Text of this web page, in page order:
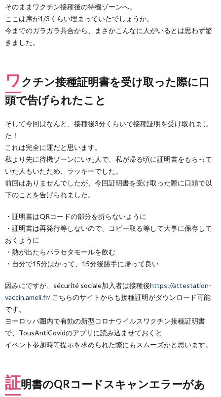
そのままワクチン接種後の待機ゾーンへ。
ここは席が1/3くらい埋まっていたでしょうか。
今までのガラガラ具合から、まさかこんなに人がいるとは思わず驚
きました。
ワ クチン接種証明書を受け取った際に口
頭で告げられたこと
そして今回はなんと、接種後3分くらいで接種証明を受け取れまし
た！
これは完全に運だと思います。
私より先に待機ゾーンにいた人で、私が帰る頃に証明書をもらって
いた人もいたため、ラッキーでした。
前回はありませんでしたが、今回証明書を受け取った際に口頭で以
下のことを告げられました。
・証明書はQRコードの部分を折らないように
・証明書は再発行等しないので、コピー取る等して大事に保存して
おくように
・熱が出たらパラセタモールを飲む
・自分で15分はかって、15分後勝手に帰って良い
因みにですが、sécurité sociale加入者は接種後https://attestation-
vaccin.ameli.fr/こちらのサイトからも接種証明がダウンロード可能
です。
ヨーロッパ圏内で有効の新型コロナウイルスワクチン接種証明書
で、TousAntiCovidのアプリに読み込ませておくと
イベント参加時等提示を求められた際にもスムーズかと思います。
証明書のQRコードスキャンエラーがあ